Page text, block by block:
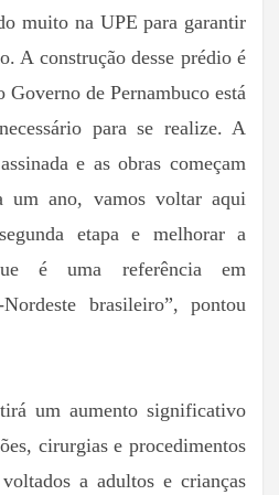
muito na UPE para garantir
A construção desse prédio é
Governo de Pernambuco está
para se realize. A
e as obras começam
um ano, vamos voltar aqui
etapa e melhorar a
é uma referência em
brasileiro”, pontou
um aumento significativo
cirurgias e procedimentos
a adultos e crianças